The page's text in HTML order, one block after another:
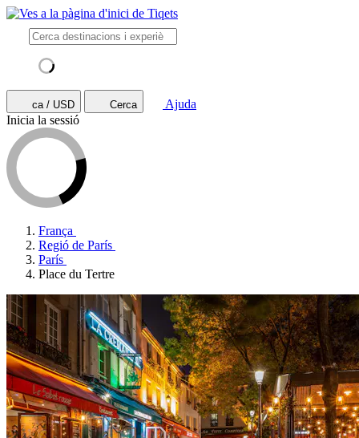
ca / USD Cerca
Ajuda
Inicia la sessió
França
Regió de París
París
Place du Tertre